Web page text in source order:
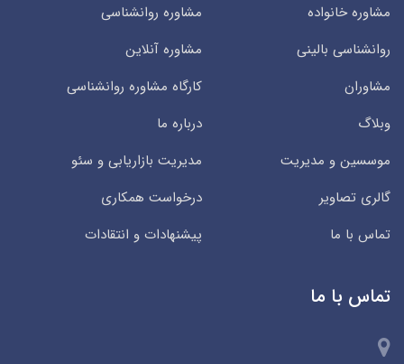
مشاوره خانواده
مشاوره روانشناسی
روانشناسی بالینی
مشاوره آنلاین
مشاوران
کارگاه مشاوره روانشناسی
وبلاگ
درباره ما
موسسین و مدیریت
مدیریت بازاریابی و سئو
گالری تصاویر
درخواست همکاری
تماس با ما
پیشنهادات و انتقادات
تماس با ما